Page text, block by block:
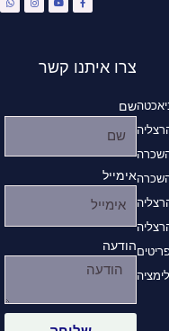
e
b
t
u
t
a
t
s
צרו איתנו קשר
שם
אימייל
הודעה